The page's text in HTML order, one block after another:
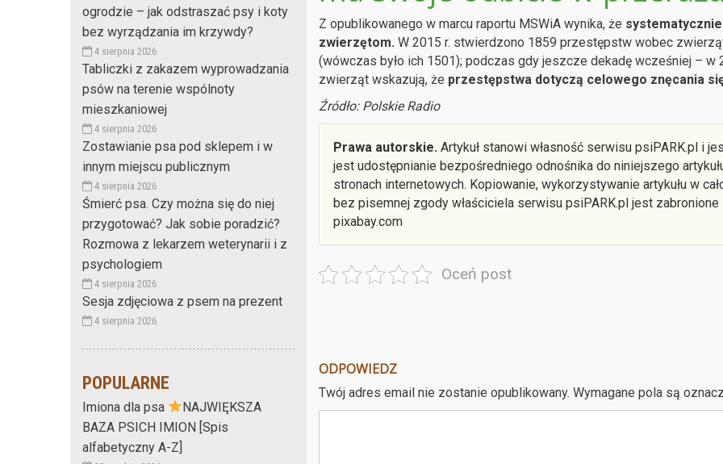
ogrodzie – jak odstraszać psy i koty
bez wyrządzania im krzywdy?
4 sierpnia 2026
Tabliczki z zakazem wyprowadzania
psów na terenie wspólnoty
mieszkaniowej
4 sierpnia 2026
Zostawianie psa pod sklepem i w
innym miejscu publicznym
4 sierpnia 2026
Śmierć psa. Czy można się do niej
przygotować? Jak sobie poradzić?
Rozmowa z lekarzem weterynarii i z
psychologiem
4 sierpnia 2026
Sesja zdjęciowa z psem na prezent
4 sierpnia 2026
POPULARNE
Imiona dla psa
NAJWIĘKSZA
BAZA PSICH IMION [Spis
alfabetyczny A-Z]
Z opublikowanego w marcu raportu MSWiA wynika, że
zwierzętom. W 2015 r. stwierdzono 1859 przestępstw wobec
(wówczas było ich 1501); podczas gdy jeszcze dekadę wcześniej – w
zwierząt wskazują, że przestępstwa dotyczą celowego znęcania
Źródło: Polskie Radio
Prawa autorskie. Artykuł stanowi własność serwisu psiPARK.pl i
jest udostępnianie bezpośredniego odnośnika do niniejszego
stronach internetowych. Kopiowanie, wykorzystywanie artykułu w
bez pisemnej zgody właściciela serwisu psiPARK.pl jest
pixabay.com
Oceń post
ODPOWIEDZ
Twój adres email nie zostanie opublikowany. Wymagane pola są